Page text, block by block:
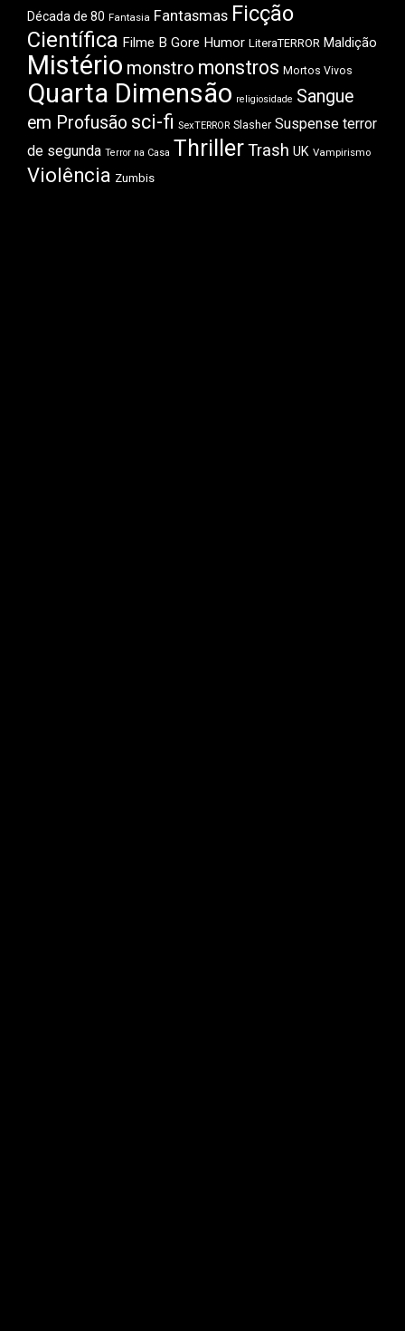
Década de 80 Fantasia Fantasmas Ficção
Científica Filme B Gore Humor LiteraTERROR Maldição
Mistério monstro monstros Mortos Vivos
Quarta Dimensão religiosidade Sangue
em Profusão sci-fi SexTERROR Slasher Suspense terror
de segunda Terror na Casa ThrillerTrash UK Vampirismo
Violência Zumbis